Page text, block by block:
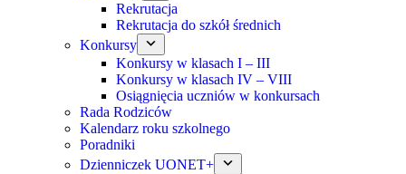
Rekrutacja
Rekrutacja do szkół średnich
Konkursy
Konkursy w klasach I – III
Konkursy w klasach IV – VIII
Osiągnięcia uczniów w konkursach
Rada Rodziców
Kalendarz roku szkolnego
Poradniki
Dzienniczek UONET+